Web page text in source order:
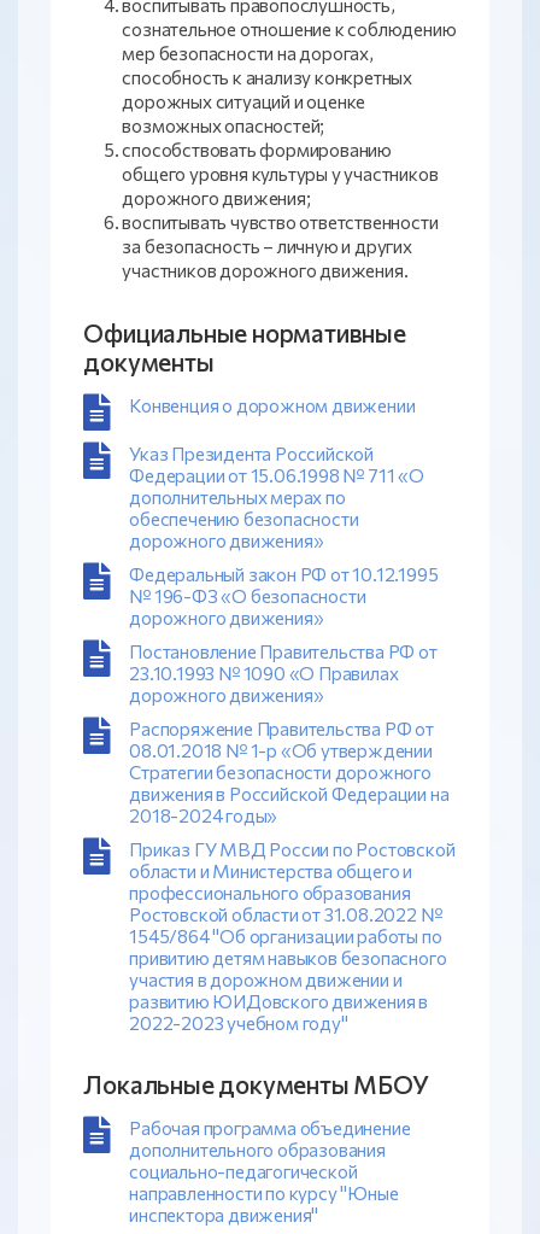
сознательное отношение к соблюдению
мер безопасности на дорогах,
способность к анализу конкретных
дорожных ситуаций и оценке
возможных опасностей;
способствовать формированию
общего уровня культуры у участников
дорожного движения;
воспитывать чувство ответственности
за безопасность – личную и других
участников дорожного движения.
Официальные нормативные
документы
Конвенция о дорожном движении
Указ Президента Российской
Федерации от 15.06.1998 № 711 «О
дополнительных мерах по
обеспечению безопасности
дорожного движения»
Федеральный закон РФ от 10.12.1995
№ 196-ФЗ «О безопасности
дорожного движения»
Постановление Правительства РФ от
23.10.1993 № 1090 «О Правилах
дорожного движения»
Распоряжение Правительства РФ от
08.01.2018 № 1-р «Об утверждении
Стратегии безопасности дорожного
движения в Российской Федерации на
2018-2024 годы»
Приказ ГУ МВД России по Ростовской
области и Министерства общего и
профессионального образования
Ростовской области от 31.08.2022 №
1545/864 "Об организации работы по
привитию детям навыков безопасного
участия в дорожном движении и
развитию ЮИДовского движения в
2022-2023 учебном году"
Локальные документы МБОУ
Рабочая программа объединение
дополнительного образования
социально-педагогической
направленности по курсу "Юные
инспектора движения"